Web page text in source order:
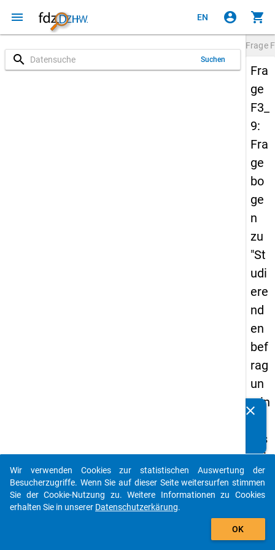
menu EN account_circle shopping_cart
search Suchen
Frage
Fra
ge
F3_
9:
Fra
ge
bo
ge
n
zu
"St
udi
ere
nd
en
bef
rag
un
g in
uts
chl
an
d
clear
auto_stories
add_shopping_cart
Wir verwenden Cookies zur statistischen Auswertung der
Besucherzugriffe. Wenn Sie auf dieser Seite weitersurfen stimmen
Sie der Cookie-Nutzung zu. Weitere Informationen zu Cookies
erhalten Sie in unserer Datenschutzerkärung.
OK